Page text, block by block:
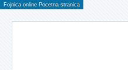
Fojnica online Pocetna stranica